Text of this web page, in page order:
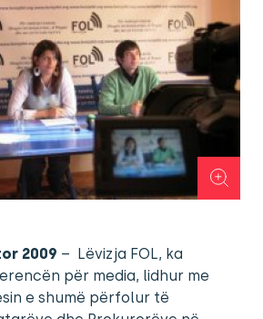
2009 – Lëvizja FOL, ka
për media, lidhur me
e shumë përfolur të